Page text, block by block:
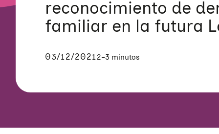
reconocimiento de
familiar en la futura
03/12/2021 2–3 minutos